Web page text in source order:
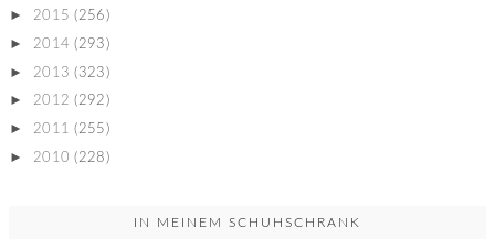
► 2015 (256)
► 2014 (293)
► 2013 (323)
► 2012 (292)
► 2011 (255)
► 2010 (228)
IN MEINEM SCHUHSCHRANK